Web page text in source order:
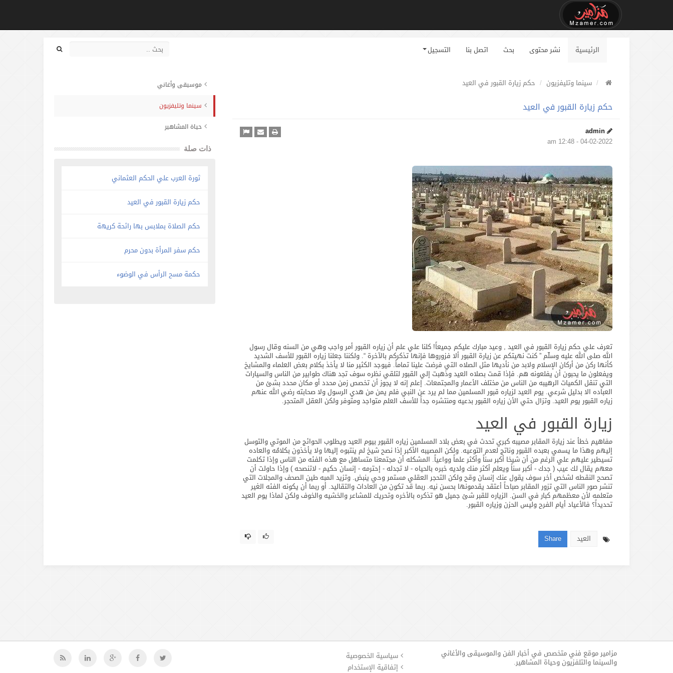
الرئيسية نشر محتوى بحث اتصل بنا التسجيل
سينما وتليفزيون حكم زيارة القبور في العيد
حكم زيارة القبور في العيد
admin
04-02-2022 - 12:48 am
تعرف علي حكم زيارة القبور في العيد , وعيد مبارك عليكم جميعاً! كلنا علي علم أن زياره القبور أمر واجب وهي من السنه وقال رسول
الله صلى الله عليه وسلّم ” كنت نهيتكم عن زيارة القبور ألا فزوروها فإنها تذكركم بالآخرة “. ولكننا جعلنا زياره القبور للأسف الشديد
كأنها ركن من أركان الإسلام ولابد من نأديها مثل الصلاه التي فرضت علينا تماماً. فيوجد الكثير منا لا يأخذ بكلام بعض العلماء والمشايخ
ويفعلون ما يحبون أن يفلعونه هم. فإذا قمت بصلاه العيد وذهبت إلي القبور لتلقي نظره سوف تجد هناك طوابير من الناس والسيارات
التي تنقل الكميات الرهيبه من الناس من مختلف الأعمار والمجتمعات. إعلم إنه لا يجوز أن تخصص زمن محدد أو مكان محدد بشئ من
العباده الا بدليل شرعي. يوم العيد لزياره قبور المسلمين مما لم يرد عن النبي فلم يمن من هدي الرسول ولا صحابته رضي الله عنهم
زياره القبور يوم العيد. وتزال حتي الأن زياره القبور بدعيه ومنتشره جداً للأسف العلم متواجد ومتوفر ولكن العقل المتحجر.
زيارة القبور في العيد
مفاهيم خطأ عند زيارة المقابر مصيبه كبري تحدث في بعض بلاد المسلمين زياره القبور بيوم العيد ويطلوب الحوائج من الموتي والتوسل
إليهم وهذا ما يسمي بعبده القبور وناتج لعدم التوعيه. ولكن المصيبه الأكبر إذا نصح شيخ لم ينتبوه إليها ولا يأخذون بكلامُه والعاده
تسيطير عليهم علي الرغم من أن شيخا أكبر سناً وأكثر علماً وواعياً. المشكله أن مجتمعنا متساهل مع هذه الفئه من الناس وإذا تكلمت
معهم يقال لك عيب ( جدك - أكبر سناً ويعلم أكثر منك ولديه خبره بالحياه - لا تجدله - إحترمه - إنسان حكيم - لاتنصحه ) وإذا حاولت أن
تصحح النقطه لشخص أخر سوف يقول عنك إنسان وقح ولكن التحجر العقلي مستمر وحي ينبض. وتزيد المبه طين الصحف والمجلات التي
تنشر صور الناس التي تزور المقابر صباحاً أعتقد يقدمونها بحسن نيه. ربما قد تكون من العادات والتقاليد. أو ربما أن يكونه الفئه الغير
متعلمه لأن معظمهم كبار في السن. الزياره للقبر شئ جميل هو تذكره بالأخره وتحريك للمشاعر والخشيه والخوف ولكن لماذا يوم العيد
تحديداً؟ فالأعياد أيام الفرح وليس الحزن وزياره القبور.
العيد Share
موسيقى وأغاني
سينما وتليفزيون
حياة المشاهير
ذات صلة
ثورة العرب علي الحكم العثماني
حكم زيارة القبور في العيد
حكم الصلاة بملابس بها رائحة كريهة
حكم سفر المرأة بدون محرم
حكمة مسح الرأس في الوضوء
مزامير موقع فني متخصص في أخبار الفن والموسيقى والأغاني
والسينما والتلفزيون وحياة المشاهير.
سياسية الخصوصية
إتفاقية الإستخدام